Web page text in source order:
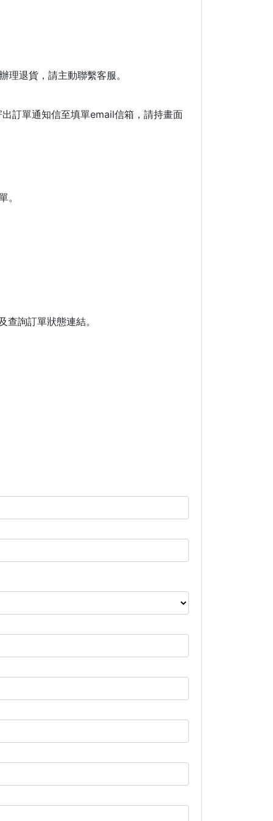
退貨，請主動聯繫客服。
訂單通知信至填單email信箱，請持畫面
。
詢訂單狀態連結。